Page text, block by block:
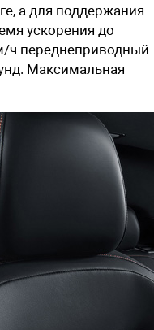
а для поддержания
ускорения до
ч переднеприводный
Максимальная